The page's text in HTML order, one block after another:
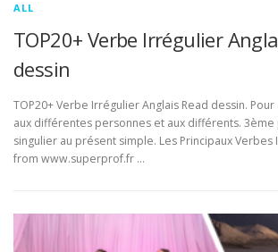
ALL
TOP20+ Verbe Irrégulier
dessin
TOP20+ Verbe Irrégulier Anglais Read dessin.
aux différentes personnes et aux différents.
singulier au présent simple. Les Principaux
from www.superprof.fr …